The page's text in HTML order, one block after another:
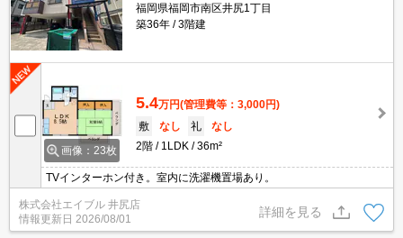
福岡県福岡市南区井尻1丁目
築36年
3階建
画像：23枚
5.4万円(管理費等：3,000円)
敷
なし 礼
なし
2階
1LDK 36m²
TVインターホン付き。室内に洗濯機置場あり。
株式会社エイブル 井尻店
情報更新日 2026/08/01
詳細を見る